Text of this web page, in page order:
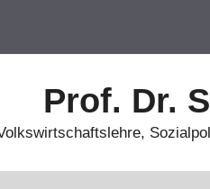
Prof. Dr.